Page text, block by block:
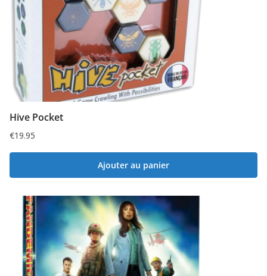
Hive Pocket
€19.95
Ajouter au panier